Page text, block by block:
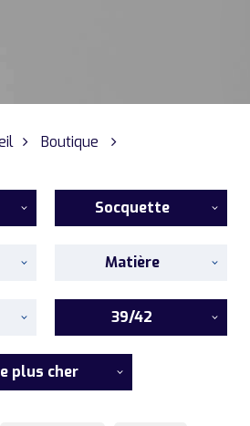
Boutique
Socquette
Matière
39/42
plus cher